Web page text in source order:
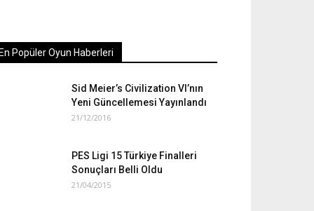
En Popüler Oyun Haberleri
Sid Meier’s Civilization VI’nın
Yeni Güncellemesi Yayınlandı
21/12/2016
PES Ligi 15 Türkiye Finalleri
Sonuçları Belli Oldu
21/04/2015